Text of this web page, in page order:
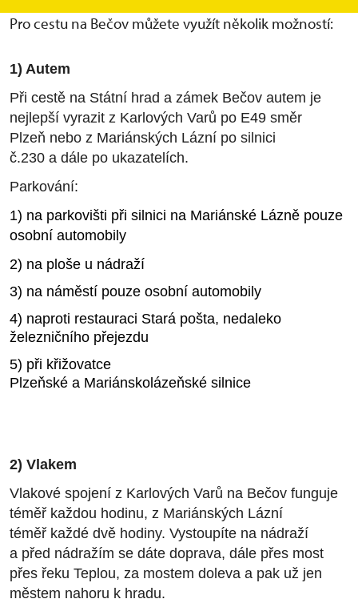
Pro cestu na Bečov můžete využít několik možností:
1) Autem
Při cestě na Státní hrad a zámek Bečov autem je
nejlepší vyrazit z Karlových Varů po E49 směr
Plzeň nebo z Mariánských Lázní po silnici
č.230 a dále po ukazatelích.
Parkování:
1) na parkovišti při silnici na Mariánské Lázně pouze
osobní automobily
2) na ploše u nádraží
3) na náměstí pouze osobní automobily
4) naproti restauraci Stará pošta, nedaleko
železničního přejezdu
5) při křižovatce
Plzeňské a Mariánskolázeňské silnice
2) Vlakem
Vlakové spojení z Karlových Varů na Bečov funguje
téměř každou hodinu, z Mariánských Lázní
téměř každé dvě hodiny. Vystoupíte na nádraží
a před nádražím se dáte doprava, dále přes most
přes řeku Teplou, za mostem doleva a pak už jen
městem nahoru k hradu.